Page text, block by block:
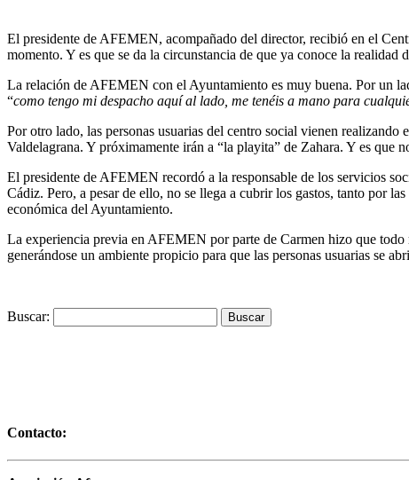
El presidente de AFEMEN, acompañado del director, recibió en el
momento. Y es que se da la circunstancia de que ya conoce la
La relación de AFEMEN con el Ayuntamiento es muy buena. Por un
“como tengo mi despacho aquí al lado, me tenéis a mano para
Por otro lado, las personas usuarias del centro social vienen
Valdelagrana. Y próximamente irán a “la playita” de Zahara. Y es que
El presidente de AFEMEN recordó a la responsable de los servicios
Cádiz. Pero, a pesar de ello, no se llega a cubrir los gastos, tanto por
económica del Ayuntamiento.
La experiencia previa en AFEMEN por parte de Carmen hizo que
generándose un ambiente propicio para que las personas usuarias se
Buscar:
Contacto: